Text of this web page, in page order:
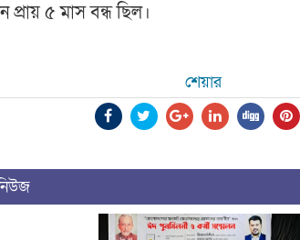
প্রায় ৫ মাস বন্ধ ছিল।
শেয়ার